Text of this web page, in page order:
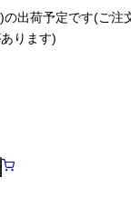
出荷予定です(ご注
ります)